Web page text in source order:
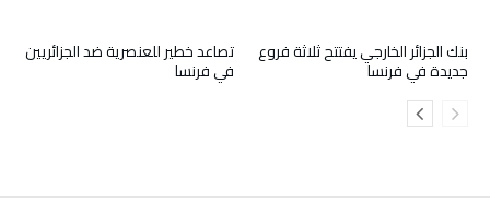
تصاعد خطير للعنصرية ضد الجزائريين
في فرنسا
بنك الجزائر الخارجي يفتتح ثلاثة فروع
جديدة في فرنسا